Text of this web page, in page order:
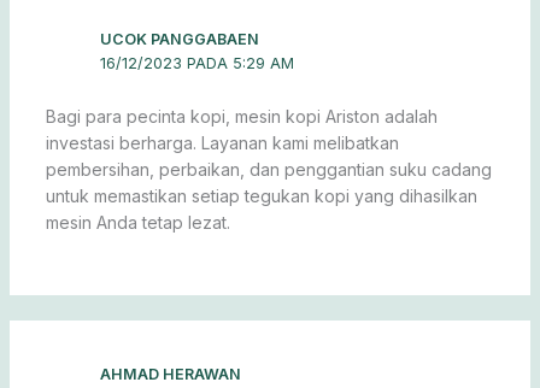
UCOK PANGGABAEN
16/12/2023 PADA 5:29 AM
Bagi para pecinta kopi, mesin kopi Ariston adalah
investasi berharga. Layanan kami melibatkan
pembersihan, perbaikan, dan penggantian suku cadang
untuk memastikan setiap tegukan kopi yang dihasilkan
mesin Anda tetap lezat.
AHMAD HERAWAN